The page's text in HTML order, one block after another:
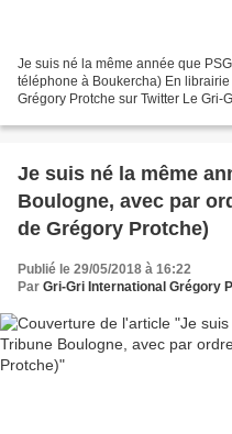
Je suis né la même année que
téléphone à Boukercha) En
Grégory Protche sur Twitter Le Gri-
Je suis né la même
Boulogne, avec par
de Grégory Protche)
Publié le 29/05/2018 à 16:22
Par Gri-Gri International Grégory